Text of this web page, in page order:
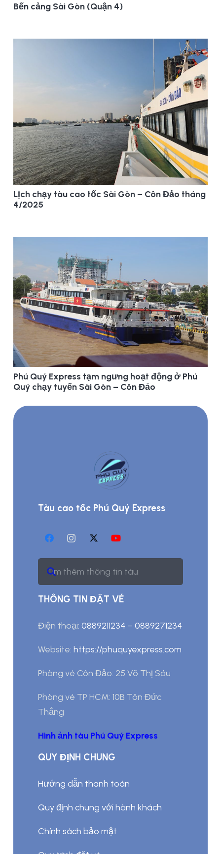
Bến cảng Sài Gòn (Quận 4)
Lịch chạy tàu cao tốc Sài Gòn – Côn Đảo tháng
4/2025
Phú Quý Express tạm ngưng hoạt động ở Phú
Quý chạy tuyến Sài Gòn – Côn Đảo
Tàu cao tốc Phú Quý Express
THÔNG TIN ĐẶT VÉ
Điện thoại: 0889211234 – 0889271234
Website: https://phuquyexpress.com
Phòng vé Côn Đảo: 25 Võ Thị Sáu
Phòng vé TP HCM: 10B Tôn Đức
Thắng
Hình ảnh tàu Phú Quý Express
QUY ĐỊNH CHUNG
Hướng dẫn thanh toán
Quy định chung với hành khách
Chính sách bảo mật